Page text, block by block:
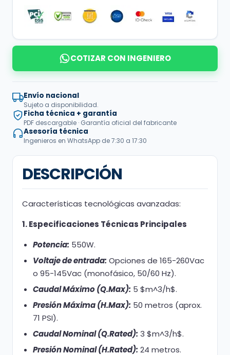
COTIZAR CON INGENIERO
Envío nacional
Sujeto a disponibilidad.
Ficha técnica + garantía
PDF descargable · Garantía oficial del fabricante
Asesoría técnica
Ingenieros en WhatsApp de 7:30 a 17:30
DESCRIPCIÓN
Características tecnológicas avanzadas:
1. Especificaciones Técnicas Principales
Potencia: 550W.
Voltaje de entrada: Opciones de 165-260Vac
o 95-145Vac (monofásico, 50/60 Hz).
Caudal Máximo (Q.Max): 5 $m^3/h$.
Presión Máxima (H.Max): 50 metros (aprox.
71 PSI).
Caudal Nominal (Q.Rated): 3 $m^3/h$.
Presión Nominal (H.Rated): 24 metros.